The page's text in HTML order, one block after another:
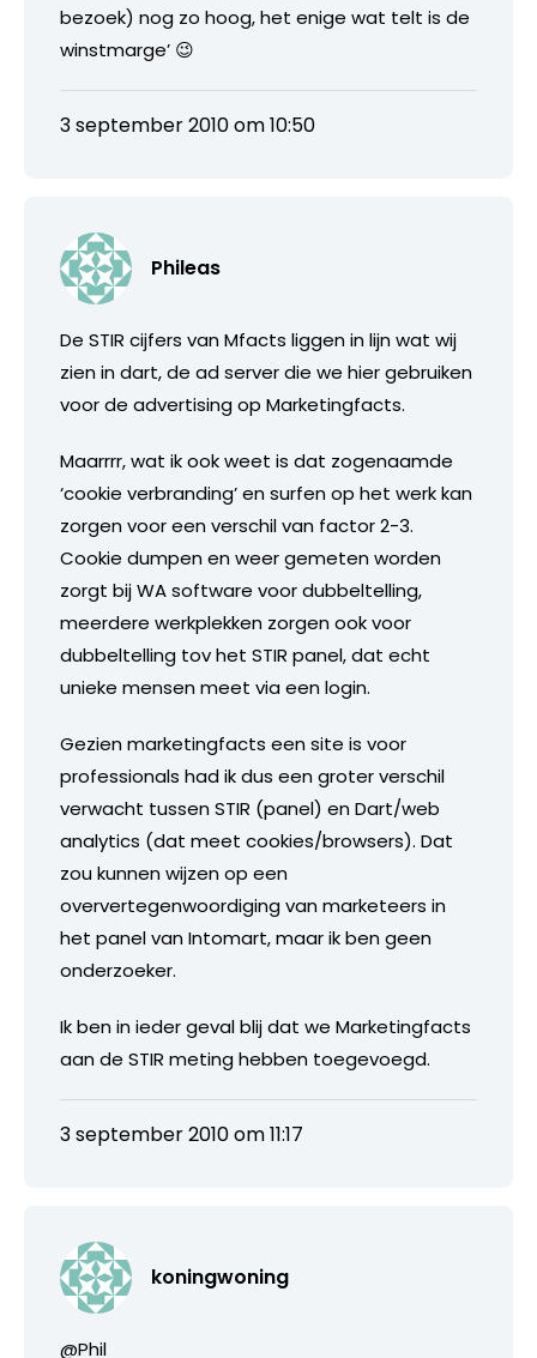
bezoek) nog zo hoog, het enige wat telt is de
winstmarge’ 😉
3 september 2010 om 10:50
Phileas
De STIR cijfers van Mfacts liggen in lijn wat wij
zien in dart, de ad server die we hier gebruiken
voor de advertising op Marketingfacts.
Maarrrr, wat ik ook weet is dat zogenaamde
‘cookie verbranding’ en surfen op het werk kan
zorgen voor een verschil van factor 2-3.
Cookie dumpen en weer gemeten worden
zorgt bij WA software voor dubbeltelling,
meerdere werkplekken zorgen ook voor
dubbeltelling tov het STIR panel, dat echt
unieke mensen meet via een login.
Gezien marketingfacts een site is voor
professionals had ik dus een groter verschil
verwacht tussen STIR (panel) en Dart/web
analytics (dat meet cookies/browsers). Dat
zou kunnen wijzen op een
oververtegenwoordiging van marketeers in
het panel van Intomart, maar ik ben geen
onderzoeker.
Ik ben in ieder geval blij dat we Marketingfacts
aan de STIR meting hebben toegevoegd.
3 september 2010 om 11:17
koningwoning
@Phil